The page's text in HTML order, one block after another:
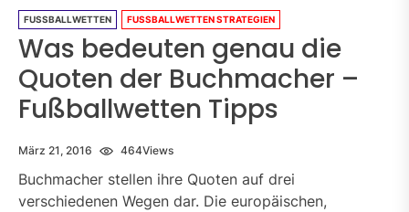
FUSSBALLWETTEN FUSSBALLWETTEN STRATEGIEN
Was bedeuten genau die
Quoten der Buchmacher –
Fußballwetten Tipps
März 21, 2016 464Views
Buchmacher stellen ihre Quoten auf drei
verschiedenen Wegen dar. Die europäischen,